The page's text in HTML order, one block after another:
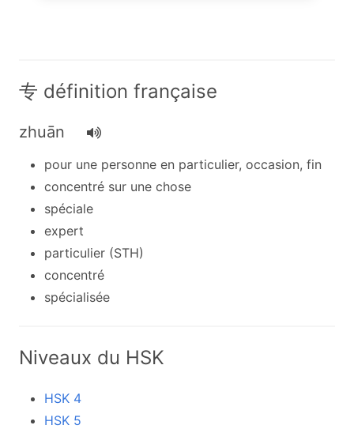
专 définition française
zhuān
pour une personne en particulier, occasion, fin
concentré sur une chose
spéciale
expert
particulier (STH)
concentré
spécialisée
Niveaux du HSK
HSK 4
HSK 5